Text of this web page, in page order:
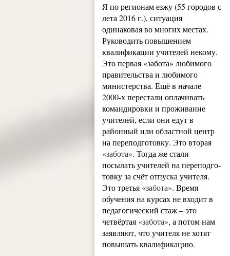
Я по регионам езжу (55 городов с
лета 2016 г.), ситуация
одинаковая во многих местах.
Руководить повышением
квалификации учителей некому.
Это первая «забота» любимого
правительства и любимого
министерства. Ещё в начале
2000-х перестали оплачивать
командировки и проживание
учителей, если они едут в
районный или областной центр
на переподготовку. Это вторая
«забота». Тогда же стали
посылать учителей на переподго­
товку за счёт отпуска учителя.
Это третья «забота». Время
обучения на курсах не входит в
педагогический стаж – это
четвёртая «забота», а потом нам
заявляют, что учителя не хотят
повышать квалификацию.